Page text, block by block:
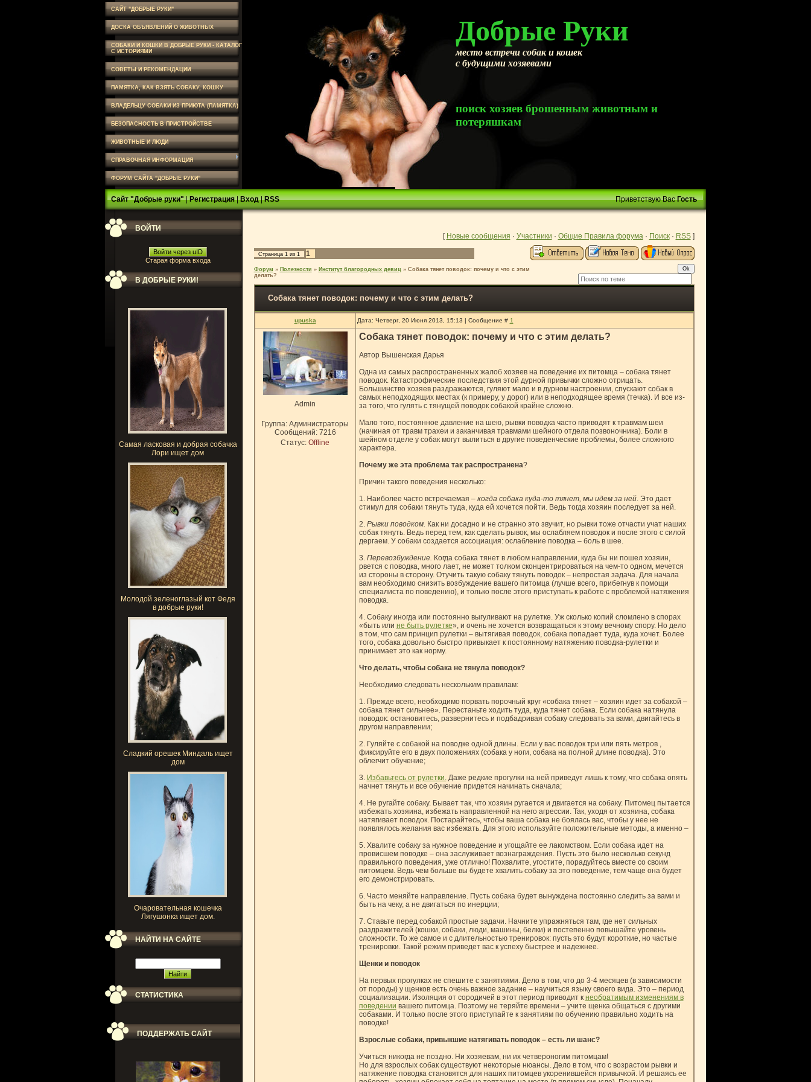
САЙТ "ДОБРЫЕ РУКИ"
ДОСКА ОБЪЯВЛЕНИЙ О ЖИВОТНЫХ
СОБАКИ И КОШКИ В ДОБРЫЕ РУКИ - КАТАЛОГ
С ИСТОРИЯМИ
СОВЕТЫ И РЕКОМЕНДАЦИИ
ПАМЯТКА, КАК ВЗЯТЬ СОБАКУ, КОШКУ
ВЛАДЕЛЬЦУ СОБАКИ ИЗ ПРИЮТА (ПАМЯТКА)
БЕЗОПАСНОСТЬ В ПРИСТРОЙСТВЕ
ЖИВОТНЫЕ И ЛЮДИ
СПРАВОЧНАЯ ИНФОРМАЦИЯ
ФОРУМ САЙТА "ДОБРЫЕ РУКИ"
Добрые Руки
место встречи собак и кошек
с будущими хозяевами
поиск хозяев брошенным животным и
потеряшкам
Сайт "Добрые руки"|Регистрация|Вход|RSS Приветствую Вас Гость
ВОЙТИ
Войти через uID
Старая форма входа
В ДОБРЫЕ РУКИ!
Самая ласковая и добрая собачка
Лори ищет дом
Молодой зеленоглазый кот Федя
в добрые руки!
Сладкий орешек Миндаль ищет
дом
Очаровательная кошечка
Лягушонка ищет дом.
НАЙТИ НА САЙТЕ
СТАТИСТИКА
ПОДДЕРЖАТЬ САЙТ
[ Новые сообщения · Участники · Общие Правила форума· Поиск· RSS]
Страница 1из 1 1
Форум » Полезности » Институт благородных девиц » Собака тянет поводок: почему и что с этим
делать?
Собака тянет поводок: почему и что с этим делать?
upuska Дата: Четверг, 20 Июня 2013, 15:13 | Сообщение # 1
Admin
Группа: Администраторы
Сообщений: 7216
Статус: Offline
Собака тянет поводок: почему и что с этим делать?
Автор Вышенская Дарья
Одна из самых распространенных жалоб хозяев на поведение их питомца – собака тянет
поводок. Катастрофические последствия этой дурной привычки сложно отрицать.
Большинство хозяев раздражаются, гуляют мало и в дурном настроении, спускают собак в
самых неподходящих местах (к примеру, у дорог) или в неподходящее время (течка). И все из-
за того, что гулять с тянущей поводок собакой крайне сложно.
Мало того, постоянное давление на шею, рывки поводка часто приводят к травмам шеи
(начиная от травм трахеи и заканчивая травмами шейного отдела позвоночника). Боли в
шейном отделе у собак могут вылиться в другие поведенческие проблемы, более сложного
характера.
Почему же эта проблема так распространена?
Причин такого поведения несколько:
1. Наиболее часто встречаемая – когда собака куда-то тянет, мы идем за ней. Это дает
стимул для собаки тянуть туда, куда ей хочется пойти. Ведь тогда хозяин последует за ней.
2. Рывки поводком. Как ни досадно и не странно это звучит, но рывки тоже отчасти учат наших
собак тянуть. Ведь перед тем, как сделать рывок, мы ослабляем поводок и после этого с силой
дергаем. У собаки создается ассоциация: ослабление поводка – боль в шее.
3. Перевозбуждение. Когда собака тянет в любом направлении, куда бы ни пошел хозяин,
рвется с поводка, много лает, не может толком сконцентрироваться на чем-то одном, мечется
из стороны в сторону. Отучить такую собаку тянуть поводок – непростая задача. Для начала
вам необходимо снизить возбуждение вашего питомца (лучше всего, прибегнув к помощи
специалиста по поведению), и только после этого приступать к работе с проблемой натяжения
поводка.
4. Собаку иногда или постоянно выгуливают на рулетке. Уж сколько копий сломлено в спорах
«быть или не быть рулетке», и очень не хочется возвращаться к этому вечному спору. Но дело
в том, что сам принцип рулетки – вытягивая поводок, собака попадает туда, куда хочет. Более
того, собака довольно быстро привыкает к постоянному натяжению поводка-рулетки и
принимает это как норму.
Что делать, чтобы собака не тянула поводок?
Необходимо следовать нескольким правилам:
1. Прежде всего, необходимо порвать порочный круг «собака тянет – хозяин идет за собакой –
собака тянет сильнее». Перестаньте ходить туда, куда тянет собака. Если собака натянула
поводок: остановитесь, развернитесь и подбадривая собаку следовать за вами, двигайтесь в
другом направлении;
2. Гуляйте с собакой на поводке одной длины. Если у вас поводок три или пять метров ,
фиксируйте его в двух положениях (собака у ноги, собака на полной длине поводка). Это
облегчит обучение;
3. Избавьтесь от рулетки.Даже редкие прогулки на ней приведут лишь к тому, что собака опять
начнет тянуть и все обучение придется начинать сначала;
4. Не ругайте собаку. Бывает так, что хозяин ругается и двигается на собаку. Питомец пытается
избежать хозяина, избежать направленной на него агрессии. Так, уходя от хозяина, собака
натягивает поводок. Постарайтесь, чтобы ваша собака не боялась вас, чтобы у нее не
появлялось желания вас избежать. Для этого используйте положительные методы, а именно –
5. Хвалите собаку за нужное поведение и угощайте ее лакомством. Если собака идет на
провисшем поводке – она заслуживает вознаграждения. Пусть это было несколько секунд
правильного поведения, уже отлично! Похвалите, угостите, порадуйтесь вместе со своим
питомцем. Ведь чем больше вы будете хвалить собаку за это поведение, тем чаще она будет
его демонстрировать.
6. Часто меняйте направление. Пусть собака будет вынуждена постоянно следить за вами и
быть на чеку, а не двигаться по инерции;
7. Ставьте перед собакой простые задачи. Начните упражняться там, где нет сильных
раздражителей (кошки, собаки, люди, машины, белки) и постепенно повышайте уровень
сложности. То же самое и с длительностью тренировок: пусть это будут короткие, но частые
тренировки. Такой режим приведет вас к успеху быстрее и надежнее.
Щенки и поводок
На первых прогулках не спешите с занятиями. Дело в том, что до 3-4 месяцев (в зависимости
от породы) у щенков есть очень важное задание – научиться языку своего вида. Это – период
социализации. Изоляция от сородичей в этот период приводит к необратимым изменениям в
поведении вашего питомца. Поэтому не теряйте времени – учите щенка общаться с другими
собаками. И только после этого приступайте к занятиям по обучению правильно ходить на
поводке!
Взрослые собаки, привыкшие натягивать поводок – есть ли шанс?
Учиться никогда не поздно. Ни хозяевам, ни их четвероногим питомцам!
Но для взрослых собак существуют некоторые нюансы. Дело в том, что с возрастом рывки и
натяжение поводка становятся для наших питомцев укоренившейся привычкой. И решаясь ее